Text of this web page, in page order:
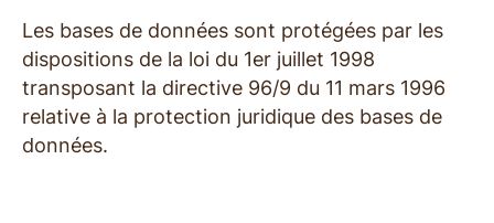
Les bases de données sont protégées par les
dispositions de la loi du 1er juillet 1998
transposant la directive 96/9 du 11 mars 1996
relative à la protection juridique des bases de
données.